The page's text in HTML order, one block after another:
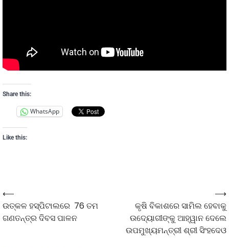
Share this:
WhatsApp
Like this:
⟵
ଉତ୍କଳ ହସ୍ପିଟାଲରେ 76 ତମ
ଗଣତନ୍ତ୍ର ଦିବସ ପାଳନ
କୃଷି ବିକାଶରେ ସାମିଲ ହେବାକୁ
ଉଦ୍ୟୋଗୀଙ୍କୁ ଆହ୍ୱାନ ଦେଲେ
ଉପମୁଖ୍ୟମନ୍ତ୍ରୀ ଶ୍ରୀ ସିଂହଦେଓ
⟶